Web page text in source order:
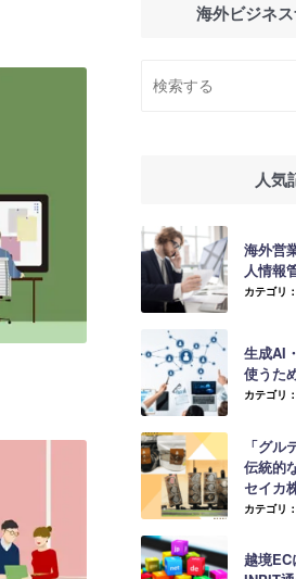
海外ビジネ
人気
海外営
人情報
カテゴリ：
生成AI
使うた
カテゴリ：
「グ
伝統的
セイカ
カテゴリ：
越境EC